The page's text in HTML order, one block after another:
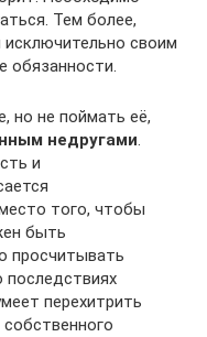
Тем более,
своим
обязанности.
но не поймать её,
недругами.
и
того, чтобы
быть
просчитывать
перехитрить